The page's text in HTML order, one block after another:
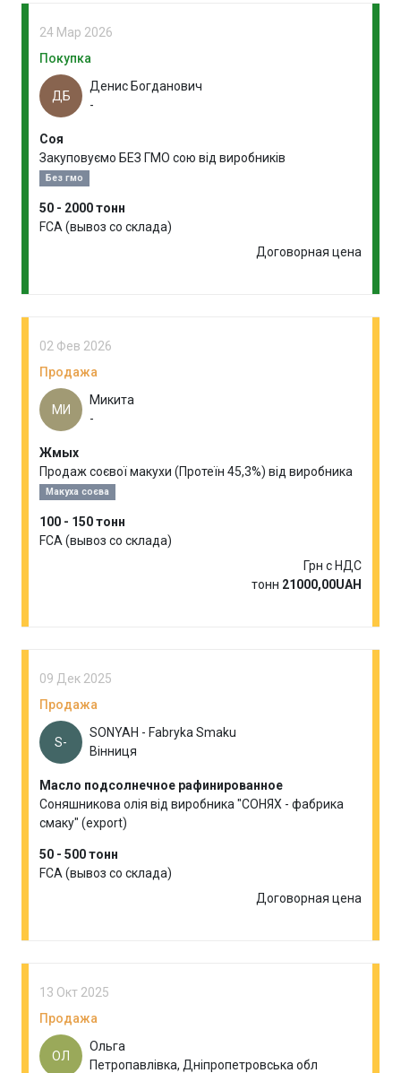
24 Мар 2026
Покупка
ДБ
Денис Богданович
-
Соя
Закуповуємо БЕЗ ГМО сою від виробників
Без гмо
50 - 2000 тонн
FCA (вывоз со склада)
Договорная цена
02 Фев 2026
Продажа
МИ
Микита
-
Жмых
Продаж соєвої макухи (Протеїн 45,3%) від виробника
Макуха соєва
100 - 150 тонн
FCA (вывоз со склада)
Грн с НДС
тонн 21000,00UAH
09 Дек 2025
Продажа
S-
SONYAH - Fabryka Smaku
Вінниця
Масло подсолнечное рафинированное
Соняшникова олія від виробника "СОНЯХ - фабрика
смаку" (export)
50 - 500 тонн
FCA (вывоз со склада)
Договорная цена
13 Окт 2025
Продажа
ОЛ
Ольга
Петропавлівка, Дніпропетровська обл